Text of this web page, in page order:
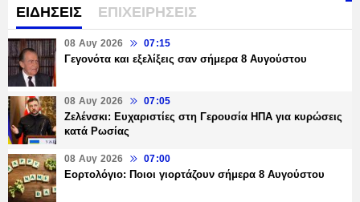
ΕΙΔΗΣΕΙΣ ΕΠΙΧΕΙΡΗΣΕΙΣ
08 Αυγ 2026 07:15
Γεγονότα και εξελίξεις σαν σήμερα 8 Αυγούστου
08 Αυγ 2026 07:05
Ζελένσκι: Ευχαριστίες στη Γερουσία ΗΠΑ για κυρώσεις
κατά Ρωσίας
08 Αυγ 2026 07:00
Εορτολόγιο: Ποιοι γιορτάζουν σήμερα 8 Αυγούστου